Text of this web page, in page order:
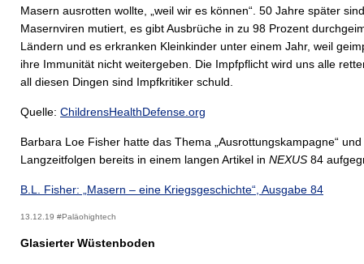
Masern ausrotten wollte, „weil wir es können“. 50 Jahre später
Masernviren mutiert, es gibt Ausbrüche in zu 98 Prozent
Ländern und es erkranken Kleinkinder unter einem Jahr, weil
ihre Immunität nicht weitergeben. Die Impfpflicht wird uns alle
all diesen Dingen sind Impfkritiker schuld.
Quelle: ChildrensHealthDefense.org
Barbara Loe Fisher hatte das Thema „Ausrottungskampagne“
Langzeitfolgen bereits in einem langen Artikel in NEXUS 84
B.L. Fisher: „Masern – eine Kriegsgeschichte“, Ausgabe 84
13.12.19 #Paläohightech
Glasierter Wüstenboden